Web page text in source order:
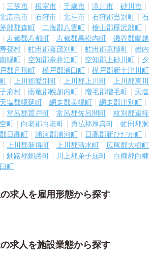
三笠市 根室市 千歳市 滝川市
砂川市
北広島市 石狩市 北斗市 石狩郡当別町
石
茅部郡森町 二海郡八雲町
檜山郡厚沢部町
寿都郡寿都町 寿都郡黒松内町
磯谷郡蘭越
都村 虻田郡喜茂別町 虻田郡京極町
岩内
幌町 空知郡奈井江町 空知郡上砂川町
夕
郡月形町 樺戸郡浦臼町
樺戸郡新十津川町
上川郡愛別町 上川郡上川町
上川郡東川
府村 雨竜郡幌加内町 増毛郡増毛町
天塩
天塩郡幌延町 網走郡美幌町
網走郡津別町
常呂郡置戸町 常呂郡佐呂間町
紋別郡遠軽
町 白老郡白老町 勇払郡厚真町
虻田郡洞
日高町 浦河郡浦河町
日高郡新ひだか町
上川郡新得町 上川郡清水町
広尾郡大樹町
釧路郡釧路町 川上郡弟子屈町
白糠郡白糠
町
求人を雇用形態から探す
求人を施設業態から探す